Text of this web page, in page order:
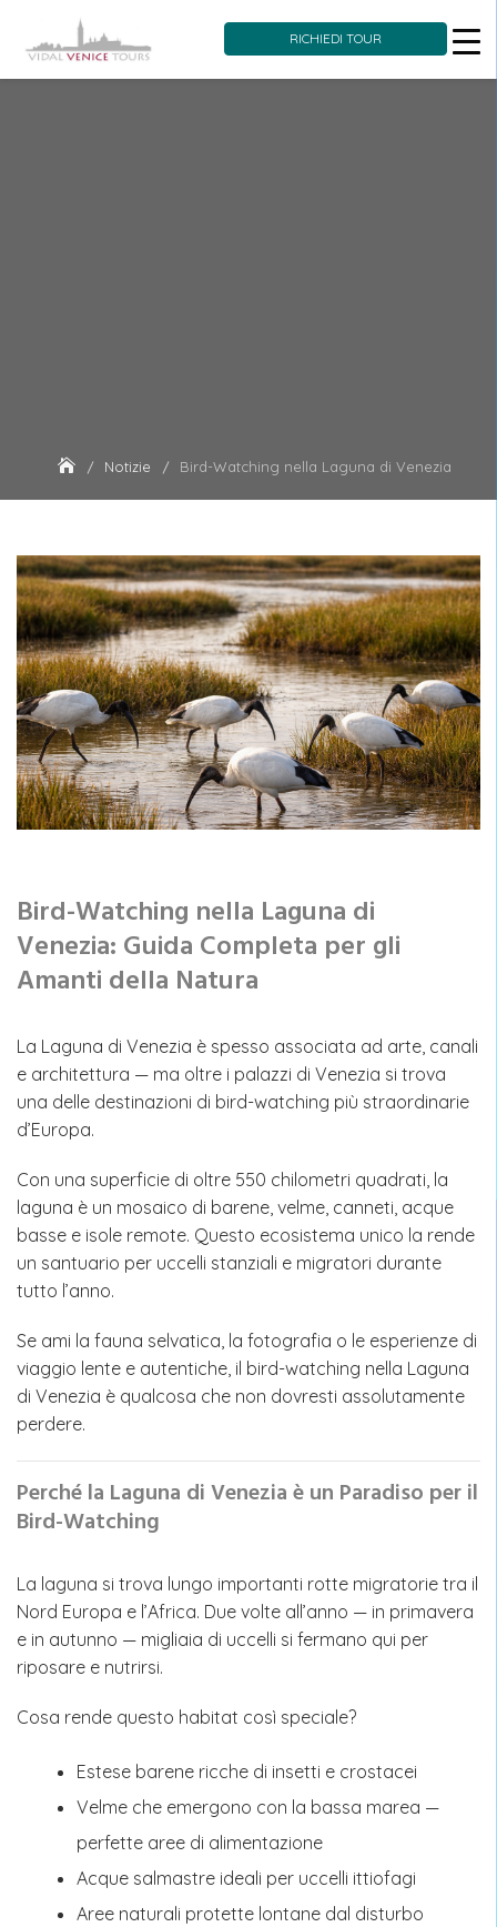
Skip
RICHIEDI TOUR
Notizie Bird-Watching nella Laguna di Venezia
Bird-Watching nella Laguna di
Venezia: Guida Completa per gli
Amanti della Natura
La Laguna di Venezia è spesso associata ad arte, canali
e architettura — ma oltre i palazzi di Venezia si trova
una delle destinazioni di bird-watching più straordinarie
d’Europa.
Con una superficie di oltre 550 chilometri quadrati, la
laguna è un mosaico di barene, velme, canneti, acque
basse e isole remote. Questo ecosistema unico la rende
un santuario per uccelli stanziali e migratori durante
tutto l’anno.
Se ami la fauna selvatica, la fotografia o le esperienze di
viaggio lente e autentiche, il bird-watching nella Laguna
di Venezia è qualcosa che non dovresti assolutamente
perdere.
Perché la Laguna di Venezia è un Paradiso per il
Bird-Watching
La laguna si trova lungo importanti rotte migratorie tra il
Nord Europa e l’Africa. Due volte all’anno — in primavera
e in autunno — migliaia di uccelli si fermano qui per
riposare e nutrirsi.
Cosa rende questo habitat così speciale?
Estese barene ricche di insetti e crostacei
Velme che emergono con la bassa marea —
perfette aree di alimentazione
Acque salmastre ideali per uccelli ittiofagi
Aree naturali protette lontane dal disturbo